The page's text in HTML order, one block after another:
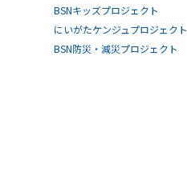
BSNキッズプロジェクト
にいがたケンジュプロジェクト
BSN防災・減災プロジェクト